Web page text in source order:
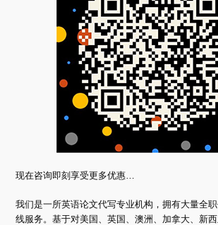
现在咨询即刻享受更多优惠…
我们是一所英语论文代写专业机构，拥有大量全
线服务。基于对美国、英国、澳洲、加拿大、新